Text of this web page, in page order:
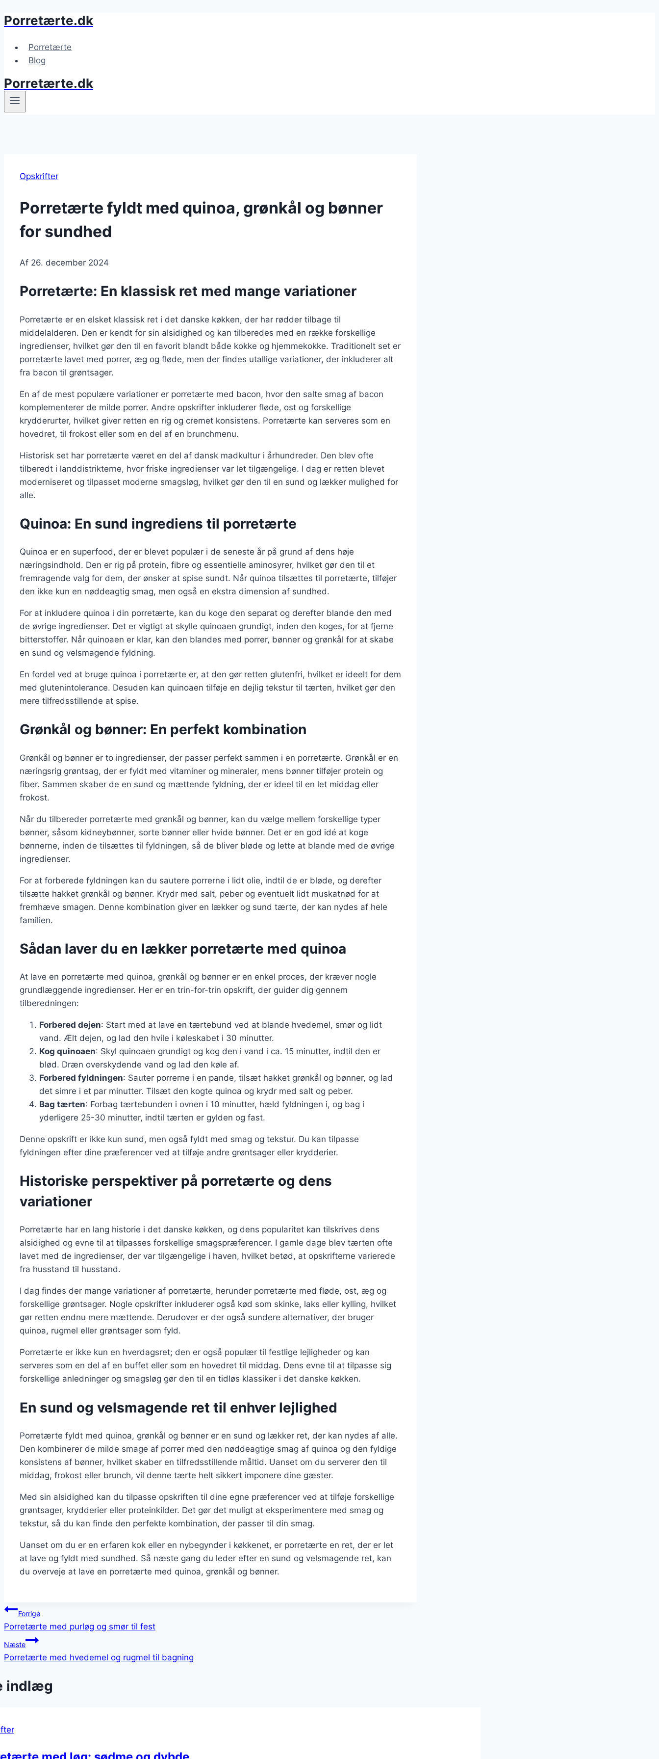
Fortsæt
indhold
Porretærte.dk
Porretærte
Blog
Porretærte.dk
Opskrifter
Porretærte fyldt med quinoa, grønkål og bønner
for sundhed
Af 26. december 2024
Porretærte: En klassisk ret med mange variationer
Porretærte er en elsket klassisk ret i det danske køkken, der har rødder tilbage til
middelalderen. Den er kendt for sin alsidighed og kan tilberedes med en række forskellige
ingredienser, hvilket gør den til en favorit blandt både kokke og hjemmekokke. Traditionelt set er
porretærte lavet med porrer, æg og fløde, men der findes utallige variationer, der inkluderer alt
fra bacon til grøntsager.
En af de mest populære variationer er porretærte med bacon, hvor den salte smag af bacon
komplementerer de milde porrer. Andre opskrifter inkluderer fløde, ost og forskellige
krydderurter, hvilket giver retten en rig og cremet konsistens. Porretærte kan serveres som en
hovedret, til frokost eller som en del af en brunchmenu.
Historisk set har porretærte været en del af dansk madkultur i århundreder. Den blev ofte
tilberedt i landdistrikterne, hvor friske ingredienser var let tilgængelige. I dag er retten blevet
moderniseret og tilpasset moderne smagsløg, hvilket gør den til en sund og lækker mulighed for
alle.
Quinoa: En sund ingrediens til porretærte
Quinoa er en superfood, der er blevet populær i de seneste år på grund af dens høje
næringsindhold. Den er rig på protein, fibre og essentielle aminosyrer, hvilket gør den til et
fremragende valg for dem, der ønsker at spise sundt. Når quinoa tilsættes til porretærte, tilføjer
den ikke kun en nøddeagtig smag, men også en ekstra dimension af sundhed.
For at inkludere quinoa i din porretærte, kan du koge den separat og derefter blande den med
de øvrige ingredienser. Det er vigtigt at skylle quinoaen grundigt, inden den koges, for at fjerne
bitterstoffer. Når quinoaen er klar, kan den blandes med porrer, bønner og grønkål for at skabe
en sund og velsmagende fyldning.
En fordel ved at bruge quinoa i porretærte er, at den gør retten glutenfri, hvilket er ideelt for dem
med glutenintolerance. Desuden kan quinoaen tilføje en dejlig tekstur til tærten, hvilket gør den
mere tilfredsstillende at spise.
Grønkål og bønner: En perfekt kombination
Grønkål og bønner er to ingredienser, der passer perfekt sammen i en porretærte. Grønkål er en
næringsrig grøntsag, der er fyldt med vitaminer og mineraler, mens bønner tilføjer protein og
fiber. Sammen skaber de en sund og mættende fyldning, der er ideel til en let middag eller
frokost.
Når du tilbereder porretærte med grønkål og bønner, kan du vælge mellem forskellige typer
bønner, såsom kidneybønner, sorte bønner eller hvide bønner. Det er en god idé at koge
bønnerne, inden de tilsættes til fyldningen, så de bliver bløde og lette at blande med de øvrige
ingredienser.
For at forberede fyldningen kan du sautere porrerne i lidt olie, indtil de er bløde, og derefter
tilsætte hakket grønkål og bønner. Krydr med salt, peber og eventuelt lidt muskatnød for at
fremhæve smagen. Denne kombination giver en lækker og sund tærte, der kan nydes af hele
familien.
Sådan laver du en lækker porretærte med quinoa
At lave en porretærte med quinoa, grønkål og bønner er en enkel proces, der kræver nogle
grundlæggende ingredienser. Her er en trin-for-trin opskrift, der guider dig gennem
tilberedningen:
Forbered dejen: Start med at lave en tærtebund ved at blande hvedemel, smør og lidt
vand. Ælt dejen, og lad den hvile i køleskabet i 30 minutter.
Kog quinoaen: Skyl quinoaen grundigt og kog den i vand i ca. 15 minutter, indtil den er
blød. Dræn overskydende vand og lad den køle af.
Forbered fyldningen: Sauter porrerne i en pande, tilsæt hakket grønkål og bønner, og lad
det simre i et par minutter. Tilsæt den kogte quinoa og krydr med salt og peber.
Bag tærten: Forbag tærtebunden i ovnen i 10 minutter, hæld fyldningen i, og bag i
yderligere 25-30 minutter, indtil tærten er gylden og fast.
Denne opskrift er ikke kun sund, men også fyldt med smag og tekstur. Du kan tilpasse
fyldningen efter dine præferencer ved at tilføje andre grøntsager eller krydderier.
Historiske perspektiver på porretærte og dens
variationer
Porretærte har en lang historie i det danske køkken, og dens popularitet kan tilskrives dens
alsidighed og evne til at tilpasses forskellige smagspræferencer. I gamle dage blev tærten ofte
lavet med de ingredienser, der var tilgængelige i haven, hvilket betød, at opskrifterne varierede
fra husstand til husstand.
I dag findes der mange variationer af porretærte, herunder porretærte med fløde, ost, æg og
forskellige grøntsager. Nogle opskrifter inkluderer også kød som skinke, laks eller kylling, hvilket
gør retten endnu mere mættende. Derudover er der også sundere alternativer, der bruger
quinoa, rugmel eller grøntsager som fyld.
Porretærte er ikke kun en hverdagsret; den er også populær til festlige lejligheder og kan
serveres som en del af en buffet eller som en hovedret til middag. Dens evne til at tilpasse sig
forskellige anledninger og smagsløg gør den til en tidløs klassiker i det danske køkken.
En sund og velsmagende ret til enhver lejlighed
Porretærte fyldt med quinoa, grønkål og bønner er en sund og lækker ret, der kan nydes af alle.
Den kombinerer de milde smage af porrer med den nøddeagtige smag af quinoa og den fyldige
konsistens af bønner, hvilket skaber en tilfredsstillende måltid. Uanset om du serverer den til
middag, frokost eller brunch, vil denne tærte helt sikkert imponere dine gæster.
Med sin alsidighed kan du tilpasse opskriften til dine egne præferencer ved at tilføje forskellige
grøntsager, krydderier eller proteinkilder. Det gør det muligt at eksperimentere med smag og
tekstur, så du kan finde den perfekte kombination, der passer til din smag.
Uanset om du er en erfaren kok eller en nybegynder i køkkenet, er porretærte en ret, der er let
at lave og fyldt med sundhed. Så næste gang du leder efter en sund og velsmagende ret, kan
du overveje at lave en porretærte med quinoa, grønkål og bønner.
Indlægsnavigation
Forrige
Porretærte med purløg og smør til fest
Næste
Porretærte med hvedemel og rugmel til bagning
indlæg